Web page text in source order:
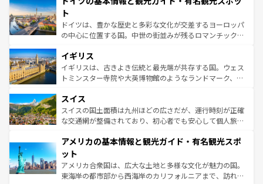
ンテンツ一覧 を参照してほしい。
聖堂、美しいビーチ、そして豊かな自然が、訪れる者を心
から魅了する。また、フランスは美食の国としても知ら
れ、フランス料理はユネスコ無形文化遺産にも登録されて
香り高いラベンダー畑など、多彩な楽しみ方が可能だ。さ
らに、パリ以外の地域にも魅力が溢れており、どの街角に
も豊かな歴史と文化が息づいている。パリ以外の個性あふ
を参照してほしい。
ト
ドイツは、豊かな歴史と多彩な文化が交差するヨーロッパ
の中心に位置する国。中世の街並みが残るロマンチック街
顔を持つこの国は、どこを歩いても飽きることがない。ベ
ルリンの文化的活気、バイエルン州のアルプスの絶景、そ
してライン川沿いのワイン畑といった風景は必見。ビール
は、お酒好きな人にはぜひ体験してほしい。 なお、新着の
ドイツ情報はコンテンツ一覧を参照してほしい。
イギリス
イギリスは、古きよき伝統と最先端が共存する国。ウェス
トミンスター寺院や大英博物館のようなランドマーク、歴
リアごとに異なる魅力がある。また、優雅なアフタヌーン
ティー、ビール好きにはたまらない英国パブ、サッカー観
戦など、本場だからこそできる体験も豊富。イギリスを旅
ンツ一覧を参照してほしい。
スイス
スイスの国土面積は九州ほどの広さだが、運行時刻が正確
な交通網が整備されており、初心者でも安心して個人旅行
の建物がそのまま残る町や、スイスならではのユニークな
博物館もあり、アルプス観光だけでなく町歩きも満喫する
ことができる。国民の所得が高いため物価も高いが、旅行
者向けの交通パス提供のサービスもあり、うまく活用すれ
アメリカの基本情報と観光ガイド・有名観光スポ
ット
アメリカ合衆国は、広大な土地と多様な文化が魅力の国。
東海岸の都市部から西海岸のカリフォルニアまで、訪れる